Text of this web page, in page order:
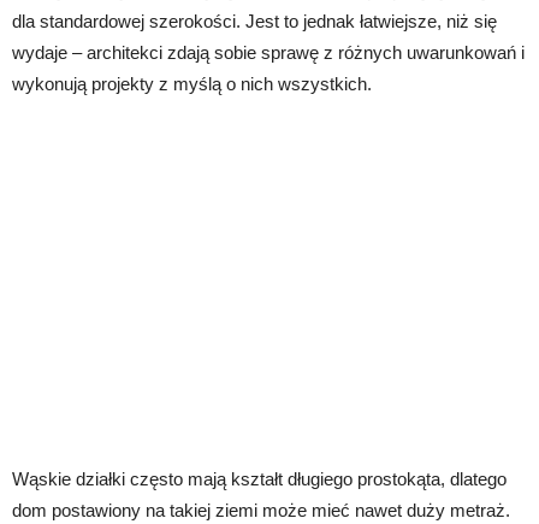
dla standardowej szerokości. Jest to jednak łatwiejsze, niż się
wydaje – architekci zdają sobie sprawę z różnych uwarunkowań i
wykonują projekty z myślą o nich wszystkich.
Wąskie działki często mają kształt długiego prostokąta, dlatego
dom postawiony na takiej ziemi może mieć nawet duży metraż.